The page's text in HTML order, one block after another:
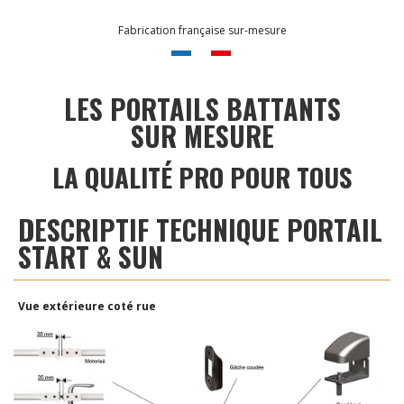
Fabrication française sur-mesure
LES PORTAILS BATTANTS
SUR MESURE
LA QUALITÉ PRO POUR TOUS
DESCRIPTIF TECHNIQUE PORTAIL
START & SUN
Vue extérieure coté rue